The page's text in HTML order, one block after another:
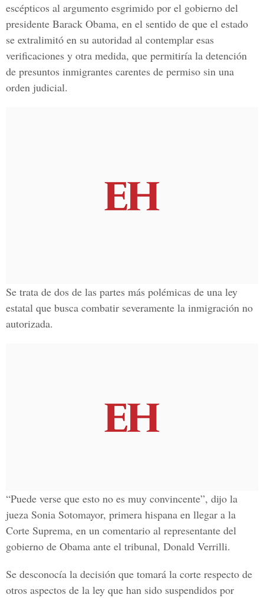
escépticos al argumento esgrimido por el gobierno del
presidente Barack Obama, en el sentido de que el estado
se extralimitó en su autoridad al contemplar esas
verificaciones y otra medida, que permitiría la detención
de presuntos inmigrantes carentes de permiso sin una
orden judicial.
Se trata de dos de las partes más polémicas de una ley
estatal que busca combatir severamente la inmigración no
autorizada.
“Puede verse que esto no es muy convincente”, dijo la
jueza Sonia Sotomayor, primera hispana en llegar a la
Corte Suprema, en un comentario al representante del
gobierno de Obama ante el tribunal, Donald Verrilli.
Se desconocía la decisión que tomará la corte respecto de
otros aspectos de la ley que han sido suspendidos por